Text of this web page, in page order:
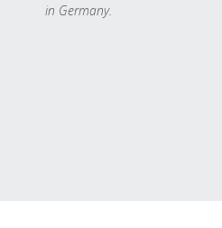
in Germany.